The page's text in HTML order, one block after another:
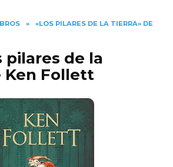
»
«LOS PILARES DE LA TIERRA» DE
pilares de la
Ken Follett